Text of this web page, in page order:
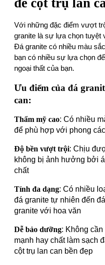
Với những đặc điểm vượt
granite là sự lựa chọn tuyệt
Đá granite có nhiều màu
bạn có nhiều sự lựa chọn
ngoại thất của bạn.
Ưu điểm của đá
can:
Thẩm mỹ cao: Có nhiều
để phù hợp với phong
Độ bền vư ợt trội: Chịu
không bị ảnh hưởng bởi
chất
Tính đa dạng: Có nhiều
đá granite tự nhiên đến
granite với hoa văn
Dễ bảo dưỡn g: Không
mạnh hay chất làm sạch
cột trụ lan can bền đẹp